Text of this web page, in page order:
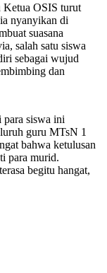
Ketua OSIS turut
nyanyikan di
suasana
salah satu siswa
sebagai wujud
dan
para siswa ini
guru MTsN 1
bahwa ketulusan
para murid.
begitu hangat,